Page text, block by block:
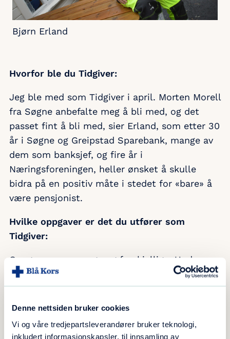
Denne nettsiden bruker cookies
Vi og våre tredjepartsleverandører bruker teknologi,
inkludert informasjonskapsler, til innsamling av
Bjørn Erland
Hvorfor ble du Tidgiver:
Jeg ble med som Tidgiver i april. Morten Morell
fra Søgne anbefalte meg å bli med, og det
passet fint å bli med, sier Erland, som etter 30
år i Søgne og Greipstad Sparebank, mange av
dem som banksjef, og fire år i
Næringsforeningen, heller ønsket å skulle
bidra på en positiv måte i stedet for «bare» å
være pensjonist.
Hvilke oppgaver er det du utfører som
Tidgiver:
Oppgavene er mange og forskjellige. Under
konsertene som finner sted i Storsalen, er jeg
ofte brannvakt. Jeg er også med i Steg for
steg, og da gjennom Småjobbsentralen, hvor
lensmannen i Søgne og Songdalen, Terje